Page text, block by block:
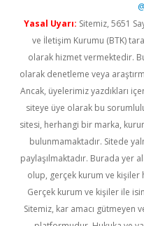
Yasal Uyarı: Sitemiz, 5651
ve İletişim Kurumu (BTK)
olarak hizmet vermektedir.
olarak denetleme veya
Ancak, üyelerimiz yazdıkları
siteye üye olarak bu
sitesi, herhangi bir marka,
bulunmamaktadır. Sitede
paylaşılmaktadır. Burada yer
olup, gerçek kurum ve kişiler
Gerçek kurum ve kişiler ile
Sitemiz, kar amacı gütmeyen